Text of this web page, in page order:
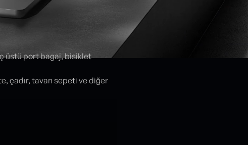
üstü port bagaj, bisiklet
çadır, tavan sepeti ve diğer